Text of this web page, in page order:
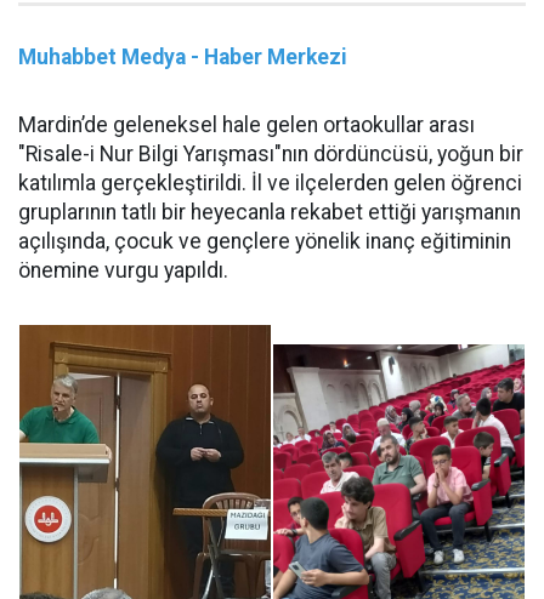
Muhabbet Medya - Haber Merkezi
Mardin’de geleneksel hale gelen ortaokullar arası
"Risale-i Nur Bilgi Yarışması"nın dördüncüsü, yoğun bir
katılımla gerçekleştirildi. İl ve ilçelerden gelen öğrenci
gruplarının tatlı bir heyecanla rekabet ettiği yarışmanın
açılışında, çocuk ve gençlere yönelik inanç eğitiminin
önemine vurgu yapıldı.